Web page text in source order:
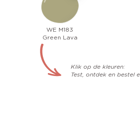
WE M183
Green Lava
Klik op de kleuren:
Test, ontdek en bestel